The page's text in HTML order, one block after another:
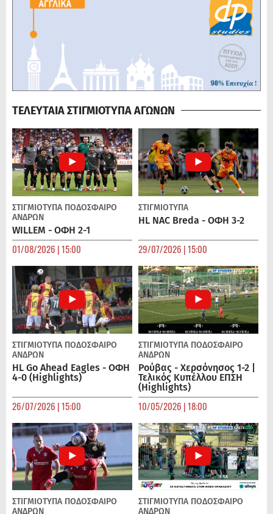
ΤΕΛΕΥΤΑΙΑ ΣΤΙΓΜΙΟΤΥΠΑ ΑΓΩΝΩΝ
ΣΤΙΓΜΙΟΤΥΠΑ ΠΟΔΌΣΦΑΙΡΟ
ΑΝΔΡΏΝ
WILLEM - ΟΦΗ 2-1
01/08/2026 | 15:00
ΣΤΙΓΜΙΟΤΥΠΑ
HL NAC Breda - ΟΦΗ 3-2
29/07/2026 | 15:00
ΣΤΙΓΜΙΟΤΥΠΑ ΠΟΔΌΣΦΑΙΡΟ
ΑΝΔΡΏΝ
HL Go Ahead Eagles - ΟΦΗ
4-0 (Highlights)
26/07/2026 | 15:00
ΣΤΙΓΜΙΟΤΥΠΑ ΠΟΔΌΣΦΑΙΡΟ
ΑΝΔΡΏΝ
Ρούβας - Χερσόνησος 1-2 |
Τελικός Κυπέλλου ΕΠΣΗ
(Highlights)
10/05/2026 | 18:00
ΣΤΙΓΜΙΟΤΥΠΑ ΠΟΔΌΣΦΑΙΡΟ
ΑΝΔΡΏΝ
ΣΤΙΓΜΙΟΤΥΠΑ ΠΟΔΌΣΦΑΙΡΟ
ΑΝΔΡΏΝ